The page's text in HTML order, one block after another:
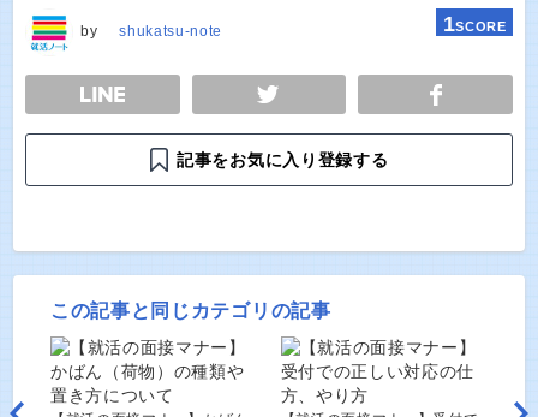
by shukatsu-note 1SCORE
TWEET
記事をお気に入り登録する
この記事と同じカテゴリの記事